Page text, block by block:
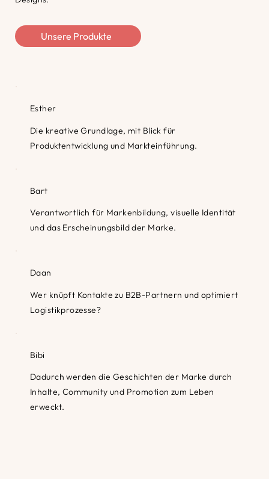
Esther
Die kreative Grundlage, mit Blick für
Produktentwicklung und Markteinführung.
Bart
Verantwortlich für Markenbildung, visuelle Identität
und das Erscheinungsbild der Marke.
Daan
Wer knüpft Kontakte zu B2B-Partnern und optimiert
Logistikprozesse?
Bibi
Dadurch werden die Geschichten der Marke durch
Inhalte, Community und Promotion zum Leben
erweckt.
Unsere Produkte